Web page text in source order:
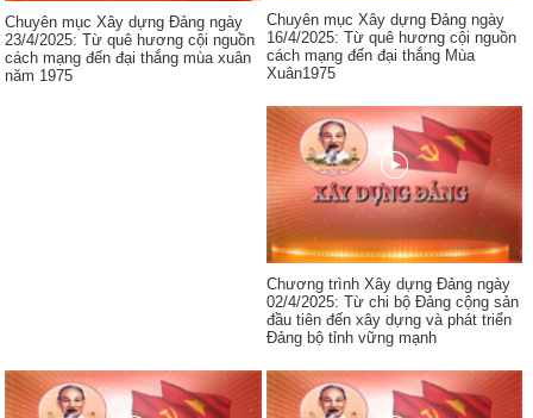
Chuyên mục Xây dựng Đảng ngày
23/4/2025: Từ quê hương cội nguồn
cách mạng đến đại thắng mùa xuân
năm 1975
Chuyên mục Xây dựng Đảng ngày
16/4/2025: Từ quê hương cội nguồn
cách mạng đến đại thắng Mùa
Xuân1975
Chương trình Xây dựng Đảng ngày
02/4/2025: Từ chi bộ Đảng cộng sản
đầu tiên đến xây dựng và phát triển
Đảng bộ tỉnh vững mạnh